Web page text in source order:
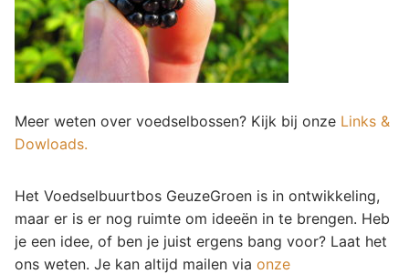
Meer weten over voedselbossen? Kijk bij onze Links &
Dowloads.
Het Voedselbuurtbos GeuzeGroen is in ontwikkeling,
maar er is er nog ruimte om ideeën in te brengen. Heb
je een idee, of ben je juist ergens bang voor? Laat het
ons weten. Je kan altijd mailen via onze